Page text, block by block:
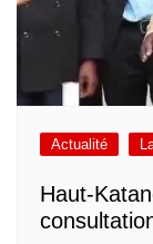
Actualité
Haut-